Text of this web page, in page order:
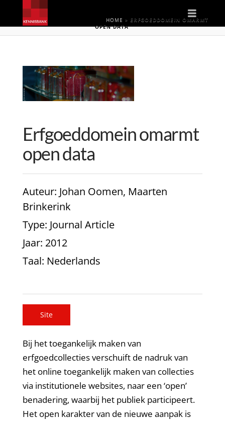
HOME » ERFGOEDDOMEIN OMARMT
OPEN DATA
Erfgoeddomein omarmt
open data
Auteur: Johan Oomen, Maarten
Brinkerink
Type: Journal Article
Jaar: 2012
Taal: Nederlands
Site
Bij het toegankelijk maken van
erfgoedcollecties verschuift de nadruk van
het online toegankelijk maken van collecties
via institutionele websites, naar een ‘open’
benadering, waarbij het publiek participeert.
Het open karakter van de nieuwe aanpak is